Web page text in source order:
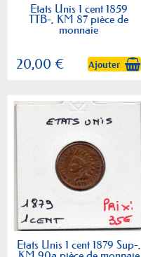
Etats Unis 1 cent 1859
TTB-, KM 87 pièce de
monnaie
20,00 € Ajouter
Etats Unis 1 cent 1879 Sup-,